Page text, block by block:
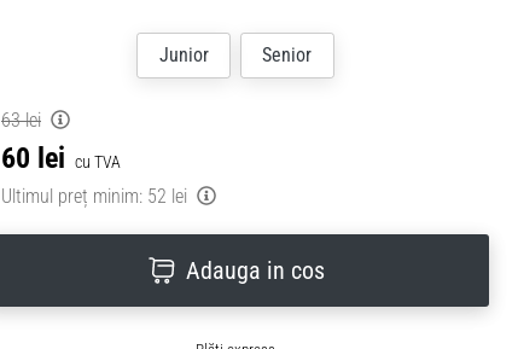
Junior Senior
63 lei
60 lei cu TVA
Ultimul preț minim: 52 lei
Adauga in cos